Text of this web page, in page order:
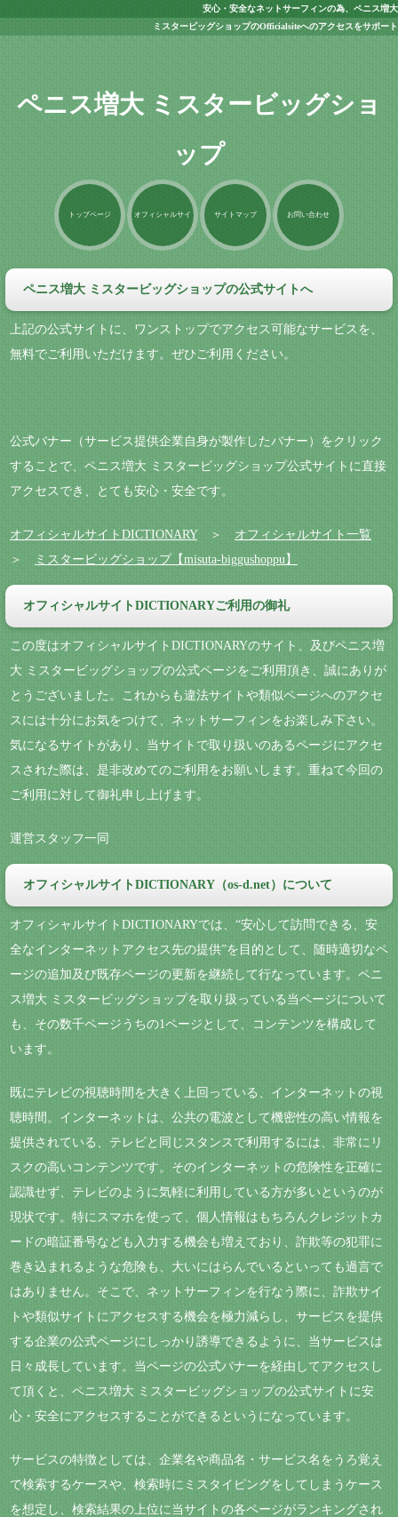
安心・安全なネットサーフィンの為、ペニス増大
ミスタービッグショップのOfficialsiteへのアクセスをサポート
ペニス増大 ミスタービッグショ
ップ
トップページ オフィシャルサイ サイトマップ お問い合わせ
ペニス増大 ミスタービッグショップの公式サイトへ
上記の公式サイトに、ワンストップでアクセス可能なサービスを、
無料でご利用いただけます。ぜひご利用ください。
公式バナー（サービス提供企業自身が製作したバナー）をクリック
することで、ペニス増大 ミスタービッグショップ公式サイトに直接
アクセスでき、とても安心・安全です。
オフィシャルサイトDICTIONARY＞ オフィシャルサイト一覧
＞ ミスタービッグショップ【misuta-biggushoppu】
オフィシャルサイトDICTIONARYご利用の御礼
この度はオフィシャルサイトDICTIONARYのサイト、及びペニス増
大 ミスタービッグショップの公式ページをご利用頂き、誠にありが
とうございました。これからも違法サイトや類似ページへのアクセ
スには十分にお気をつけて、ネットサーフィンをお楽しみ下さい。
気になるサイトがあり、当サイトで取り扱いのあるページにアクセ
スされた際は、是非改めてのご利用をお願いします。重ねて今回の
ご利用に対して御礼申し上げます。
運営スタッフ一同
オフィシャルサイトDICTIONARY（os-d.net）について
オフィシャルサイトDICTIONARYでは、“安心して訪問できる、安
全なインターネットアクセス先の提供”を目的として、随時適切なペ
ージの追加及び既存ページの更新を継続して行なっています。ペニ
ス増大 ミスタービッグショップを取り扱っている当ページについて
も、その数千ページうちの1ページとして、コンテンツを構成して
います。
既にテレビの視聴時間を大きく上回っている、インターネットの視
聴時間。インターネットは、公共の電波として機密性の高い情報を
提供されている、テレビと同じスタンスで利用するには、非常にリ
スクの高いコンテンツです。そのインターネットの危険性を正確に
認識せず、テレビのように気軽に利用している方が多いというのが
現状です。特にスマホを使って、個人情報はもちろんクレジットカ
ードの暗証番号なども入力する機会も増えており、詐欺等の犯罪に
巻き込まれるような危険も、大いにはらんでいるといっても過言で
はありません。そこで、ネットサーフィンを行なう際に、詐欺サイ
トや類似サイトにアクセスする機会を極力減らし、サービスを提供
する企業の公式ページにしっかり誘導できるように、当サービスは
日々成長しています。当ページの公式バナーを経由してアクセスし
て頂くと、ペニス増大 ミスタービッグショップの公式サイトに安
心・安全にアクセスすることができるというになっています。
サービスの特徴としては、企業名や商品名・サービス名をうろ覚え
で検索するケースや、検索時にミスタイピングをしてしまうケース
を想定し、検索結果の上位に当サイトの各ページがランキングされ